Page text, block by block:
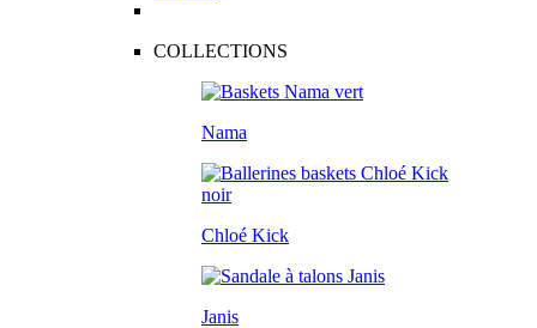
COLLECTIONS
Nama
Chloé Kick
Janis